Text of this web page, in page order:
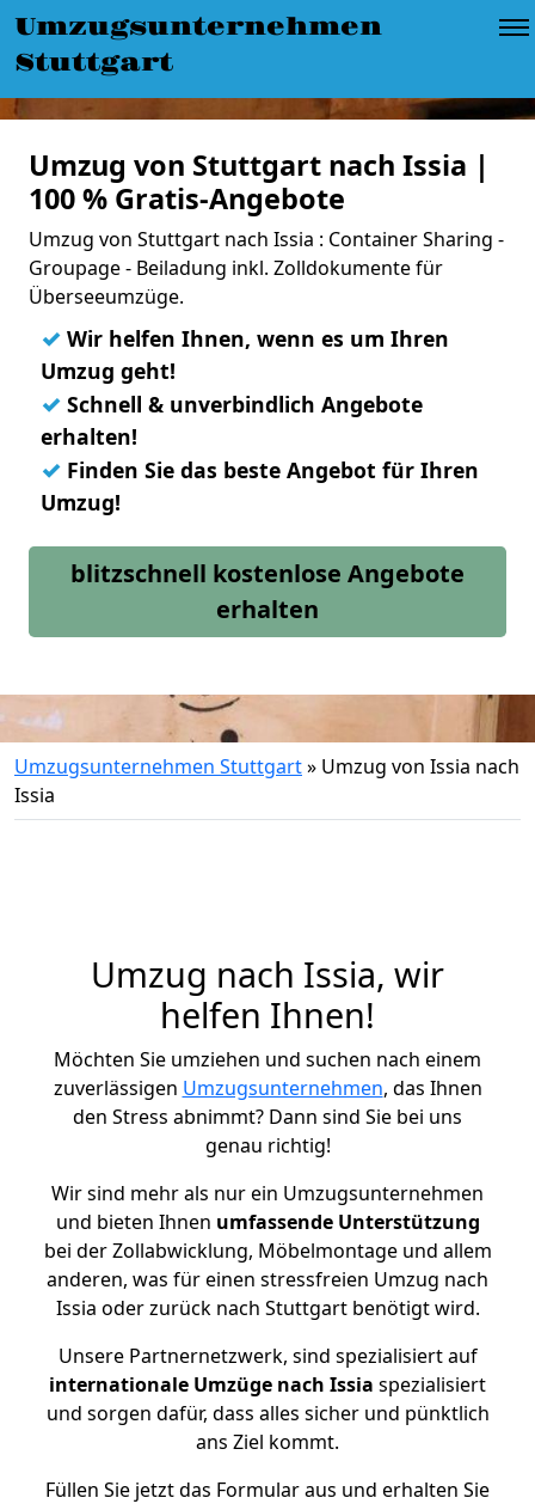
Umzugsunternehmen
Stuttgart
Umzug von Stuttgart nach Issia |
100 % Gratis-Angebote
Umzug von Stuttgart nach Issia : Container Sharing -
Groupage - Beiladung inkl. Zolldokumente für
Überseeumzüge.
✓ Wir helfen Ihnen, wenn es um Ihren
Umzug geht!
✓ Schnell & unverbindlich Angebote
erhalten!
✓ Finden Sie das beste Angebot für Ihren
Umzug!
blitzschnell kostenlose Angebote
erhalten
Umzugsunternehmen Stuttgart» Umzug von Issia nach
Issia
Umzug nach Issia, wir
helfen Ihnen!
Möchten Sie umziehen und suchen nach einem
zuverlässigen Umzugsunternehmen, das Ihnen
den Stress abnimmt? Dann sind Sie bei uns
genau richtig!
Wir sind mehr als nur ein Umzugsunternehmen
und bieten Ihnen umfassende Unterstützung
bei der Zollabwicklung, Möbelmontage und allem
anderen, was für einen stressfreien Umzug nach
Issia oder zurück nach Stuttgart benötigt wird.
Unsere Partnernetzwerk, sind spezialisiert auf
internationale Umzüge nach Issia spezialisiert
und sorgen dafür, dass alles sicher und pünktlich
ans Ziel kommt.
Füllen Sie jetzt das Formular aus und erhalten Sie